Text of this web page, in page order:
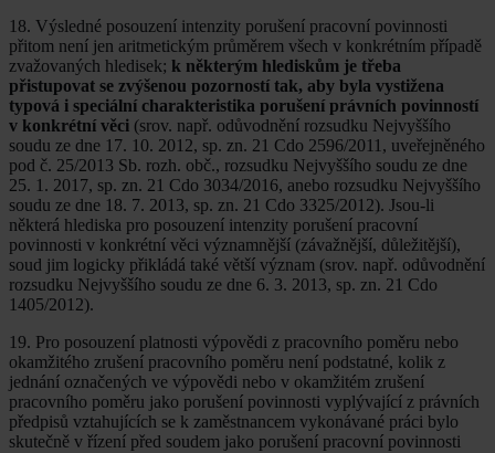
18. Výsledné posouzení intenzity porušení pracovní povinnosti
přitom není jen aritmetickým průměrem všech v konkrétním případě
zvažovaných hledisek; k některým hlediskům je třeba
přistupovat se zvýšenou pozorností tak, aby byla vystižena
typová i speciální charakteristika porušení právních povinností
v konkrétní věci (srov. např. odůvodnění rozsudku Nejvyššího
soudu ze dne 17. 10. 2012, sp. zn. 21 Cdo 2596/2011, uveřejněného
pod č. 25/2013 Sb. rozh. obč., rozsudku Nejvyššího soudu ze dne
25. 1. 2017, sp. zn. 21 Cdo 3034/2016, anebo rozsudku Nejvyššího
soudu ze dne 18. 7. 2013, sp. zn. 21 Cdo 3325/2012). Jsou-li
některá hlediska pro posouzení intenzity porušení pracovní
povinnosti v konkrétní věci významnější (závažnější, důležitější),
soud jim logicky přikládá také větší význam (srov. např. odůvodnění
rozsudku Nejvyššího soudu ze dne 6. 3. 2013, sp. zn. 21 Cdo
1405/2012).
19. Pro posouzení platnosti výpovědi z pracovního poměru nebo
okamžitého zrušení pracovního poměru není podstatné, kolik z
jednání označených ve výpovědi nebo v okamžitém zrušení
pracovního poměru jako porušení povinnosti vyplývající z právních
předpisů vztahujících se k zaměstnancem vykonávané práci bylo
skutečně v řízení před soudem jako porušení pracovní povinnosti